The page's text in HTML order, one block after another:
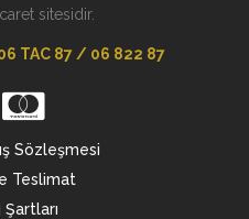
sitesidir.
TAC 87 / 06 822 87
Sözleşmesi
Teslimat